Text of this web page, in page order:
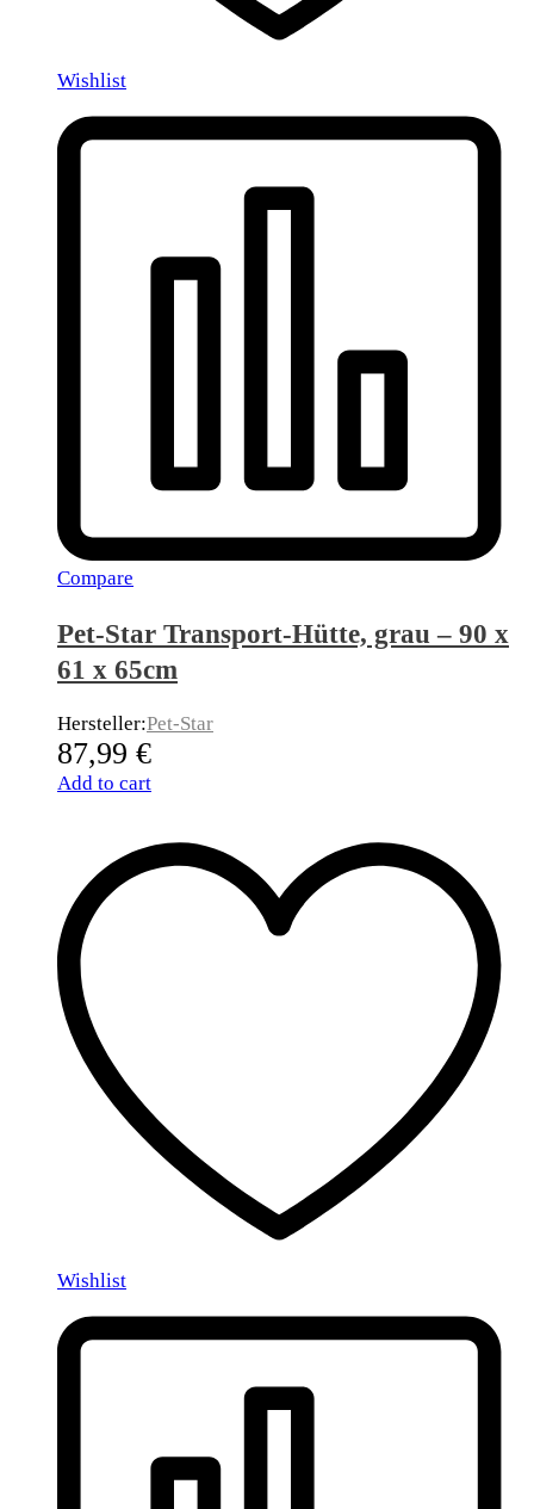
Wishlist
Compare
Pet-Star Transport-Hütte, grau – 90 x
61 x 65cm
Hersteller:Pet-Star
87,99 €
Add to cart
Wishlist